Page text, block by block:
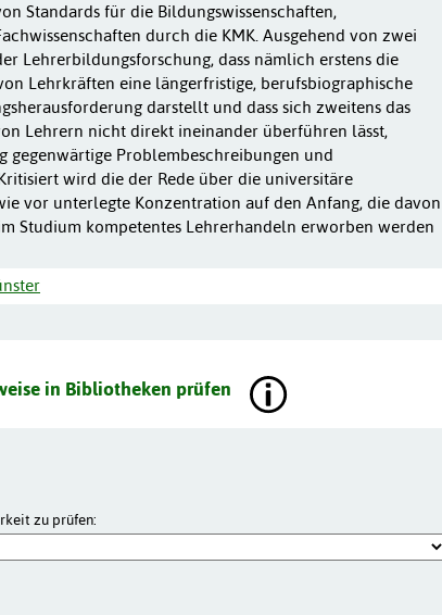
Standards für die Bildungswissenschaften,
durch die KMK. Ausgehend von zwei
Lehrerbildungsforschung, dass nämlich erstens die
Lehrkräften eine längerfristige, berufsbiographische
darstellt und dass sich zweitens das
Lehrern nicht direkt ineinander überführen lässt,
gegenwärtige Problembeschreibungen und
wird die der Rede über die universitäre
vor unterlegte Konzentration auf den Anfang, die davon
Studium kompetentes Lehrerhandeln erworben werden
in Bibliotheken prüfen
zu prüfen: